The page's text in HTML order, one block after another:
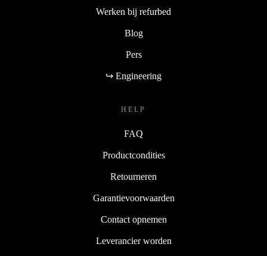
Werken bij refurbed
Blog
Pers
↪ Engineering
HELP
FAQ
Productcondities
Retourneren
Garantievoorwaarden
Contact opnemen
Leverancier worden